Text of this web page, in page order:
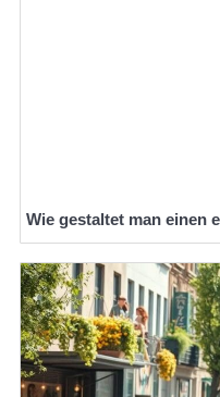
Wie gestaltet man einen